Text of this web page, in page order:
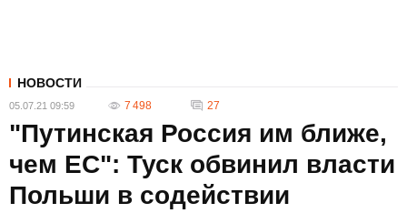
НОВОСТИ
05.07.21 09:59 7 498 27
"Путинская Россия им ближе,
чем ЕС": Туск обвинил власти
Польши в содействии